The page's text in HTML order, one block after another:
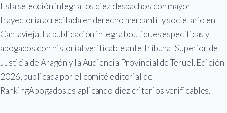
Ser evaluado
Esta selección integra los diez despachos con mayor
trayectoria acreditada en derecho mercantil y societario en
Cantavieja. La publicación integra boutiques específicas y
abogados con historial verificable ante Tribunal Superior de
Justicia de Aragón y la Audiencia Provincial de Teruel. Edición
2026, publicada por el comité editorial de
RankingAbogados.es aplicando diez criterios verificables.